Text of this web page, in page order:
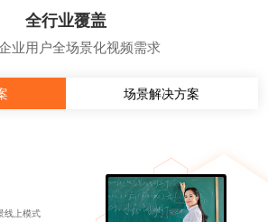
全行业覆盖
业用户全场景化视频需求
场景解决方案
线上模式